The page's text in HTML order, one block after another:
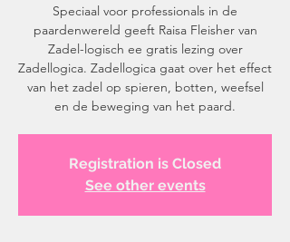
Speciaal voor professionals in de
paardenwereld geeft Raisa Fleisher van
Zadel-logisch ee gratis lezing over
Zadellogica. Zadellogica gaat over het effect
van het zadel op spieren, botten, weefsel
en de beweging van het paard.
Registration is Closed
See other events